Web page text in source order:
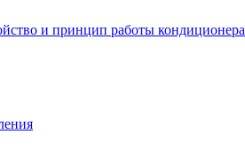
и принцип работы кондиционера